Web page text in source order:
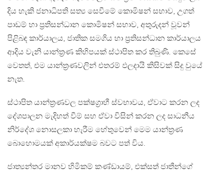
දිය හැකි ජනාධිපති සත්‍ය සෙවීමේ කොමිෂන් සභාව, උගත්
පාඩම් හා ප්‍රතිසන්ධාන කොමිෂන් සභාව, අතුරුදන් වූවන්
පිළිබඳ කාර්යාලය, ජාතික සමගිය හා ප්‍රතිසන්ධාන කාර්යාලය
ආදිය වැනි යාන්ත්‍රණ කිහිපයක් ස්ථාපිත කර තිබුණි. කෙසේ
වෙතත්, එම යාන්ත්‍රණවලින් එතරම් ඵලදායි කිසිවක් සිදු වුයේ
නැත.
ස්ථාපිත යාන්ත්‍රණවල පක්ෂග්‍රාහී ස්වභාවය, ඒවාට කරන ලද
දේශපාලන මැදිහත් වීම් සහ ඒවා විසින් කරන ලද සාධනීය
නිර්දේශ නොසලකා හැරීම හේතුවෙන් මෙම යාන්ත්‍රණ
බොහොමයක් අකාර්යක්ෂම බවට පත් විය.
ජාත්‍යන්තර මානව හිමිකම් කණ්ඩායම්, එක්සත් ජාතීන්ගේ